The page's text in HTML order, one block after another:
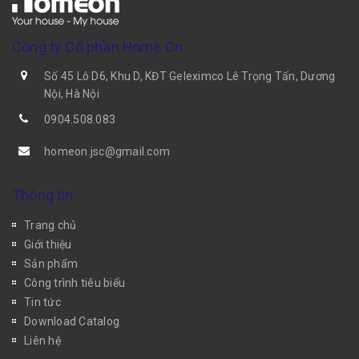
Công ty Cổ phần Home On
Số 45 Lô D6, Khu D, KĐT Geleximco Lê Trọng Tấn, Dương
Nội, Hà Nội
0904.508.083
homeon.jsc@gmail.com
Thông tin
Trang chủ
Giới thiệu
Sản phẩm
Công trình tiêu biểu
Tin tức
Download Catalog
Liên hệ